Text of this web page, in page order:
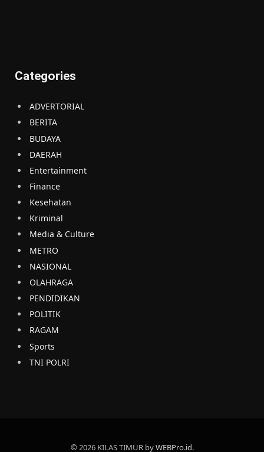
Categories
ADVERTORIAL
BERITA
BUDAYA
DAERAH
Entertainment
Finance
Kesehatan
Kriminal
Media & Culture
METRO
NASIONAL
OLAHRAGA
PENDIDIKAN
POLITIK
RAGAM
Sports
TNI POLRI
© 2026 KILAS TIMUR byWEBPro.id.